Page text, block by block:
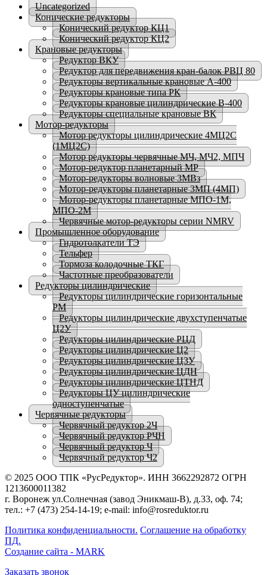
Uncategorized
Конические редукторы
Конический редуктор КЦ1
Конический редуктор КЦ2
Крановые редукторы
Редуктор ВКУ
Редуктор для передвижения кран-балок РВЦ 80
Редукторы вертикальные крановые А-400
Редукторы крановые типа РК
Редукторы крановые цилиндрические В-400
Редукторы специальные крановые ВК
Мотор-редукторы
Мотор редукторы цилиндрические 4МЦ2С
(1МЦ2С)
Мотор редукторы червячные МЧ, МЧ2, МПЧ
Мотор-редуктор планетарный МР
Мотор-редукторы волновые 3МВз
Мотор-редукторы планетарные 3МП (4МП)
Мотор-редукторы планетарные МПО-1М,
МПО-2М
Червячные мотор-редукторы серии NMRV
Промышленное оборудование
Гидротолкатели ТЭ
Тельфер
Тормоза колодочные ТКГ
Частотные преобразователи
Редукторы цилиндрические
Редукторы цилиндрические горизонтальные
РМ
Редукторы цилиндрические двухступенчатые
Ц2У
Редукторы цилиндрические РЦД
Редукторы цилиндрические Ц2
Редукторы цилиндрические Ц3У
Редукторы цилиндрические ЦДН
Редукторы цилиндрические ЦТНД
Редукторы ЦУ цилиндрические
одноступенчатые
Червячные редукторы
Червячный редуктор 2Ч
Червячный редуктор РЧН
Червячный редуктор Ч
Червячный редуктор Ч2
© 2025 ООО ТПК «РусРедуктор». ИНН 3662292872 ОГРН
1213600011382
г. Воронеж ул.Солнечная (завод Эникмаш-В), д.33, оф. 74;
тел.: +7 (473) 254-14-19; e-mail: info@rosreduktor.ru
Политика конфиденциальности. Соглашение на обработку
ПД.
Создание сайта - MARK
Заказать звонок